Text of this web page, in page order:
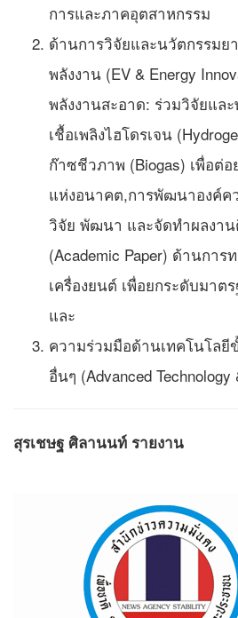
การและภาคอุตสาหกรรม
ด้านการวิจัยและนวัตกรรม
พลังงาน (EV & Energy
พลังงานสะอาด: ร่วมวิจัยแล
เชื้อเพลิงไฮโดรเจน
ก๊าซชีวภาพ (Biogas) เพื่อต่อ
แห่งอนาคต,การพัฒนาองค์ค
วิจัย พัฒนา และจัดทำผลงา
(Academic Paper) ด้านการ
เครื่องยนต์ เพื่อยกระดับมา
และ
ความร่วมมือด้านเทคโนโลยี
อื่นๆ (Advanced
สุรเชษฐ ศิลานนท์ รายงาน